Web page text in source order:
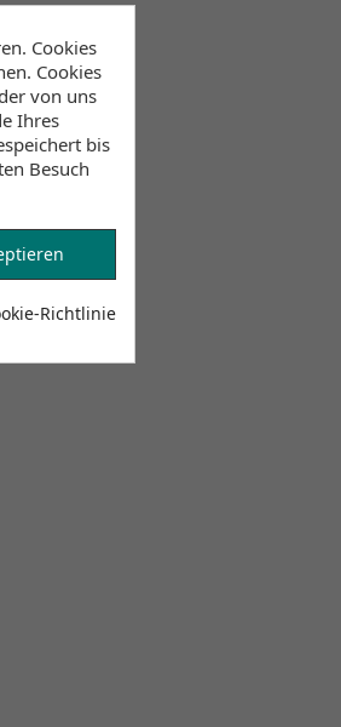
Cookies
Cookies
von uns
Ihres
bis
Besuch
Richtlinie